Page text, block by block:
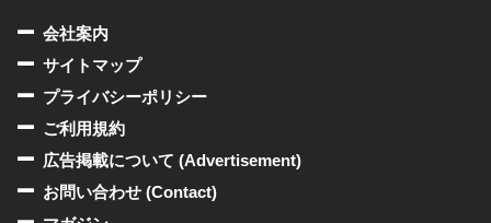
会社案内
サイトマップ
プライバシーポリシー
ご利用規約
広告掲載について (Advertisement)
お問い合わせ (Contact)